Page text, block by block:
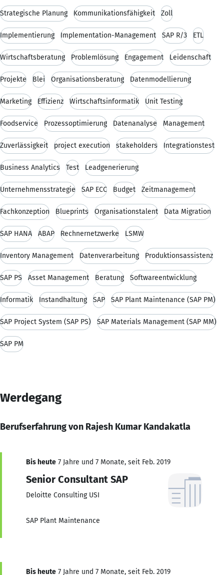
Strategische Planung Kommunikationsfähigkeit Zoll
Implementierung Implementation-Management SAP R/3 ETL
Wirtschaftsberatung Problemlösung Engagement Leidenschaft
Projekte Blei Organisationsberatung Datenmodellierung
Marketing Effizienz Wirtschaftsinformatik Unit Testing
Foodservice Prozessoptimierung Datenanalyse Management
Zuverlässigkeit project execution stakeholders Integrationstest
Business Analytics Test Leadgenerierung
Unternehmensstrategie SAP ECC Budget Zeitmanagement
Fachkonzeption Blueprints Organisationstalent Data Migration
SAP HANA ABAP Rechnernetzwerke LSMW
Inventory Management Datenverarbeitung Produktionsassistenz
SAP PS Asset Management Beratung Softwareentwicklung
Informatik Instandhaltung SAP SAP Plant Maintenance (SAP PM)
SAP Project System (SAP PS) SAP Materials Management (SAP MM)
SAP PM
Werdegang
Berufserfahrung von Rajesh Kumar Kandakatla
Bis heute 7 Jahre und 7 Monate, seit Feb. 2019
Senior Consultant SAP
Deloitte Consulting USI
SAP Plant Maintenance
Bis heute 7 Jahre und 7 Monate, seit Feb. 2019